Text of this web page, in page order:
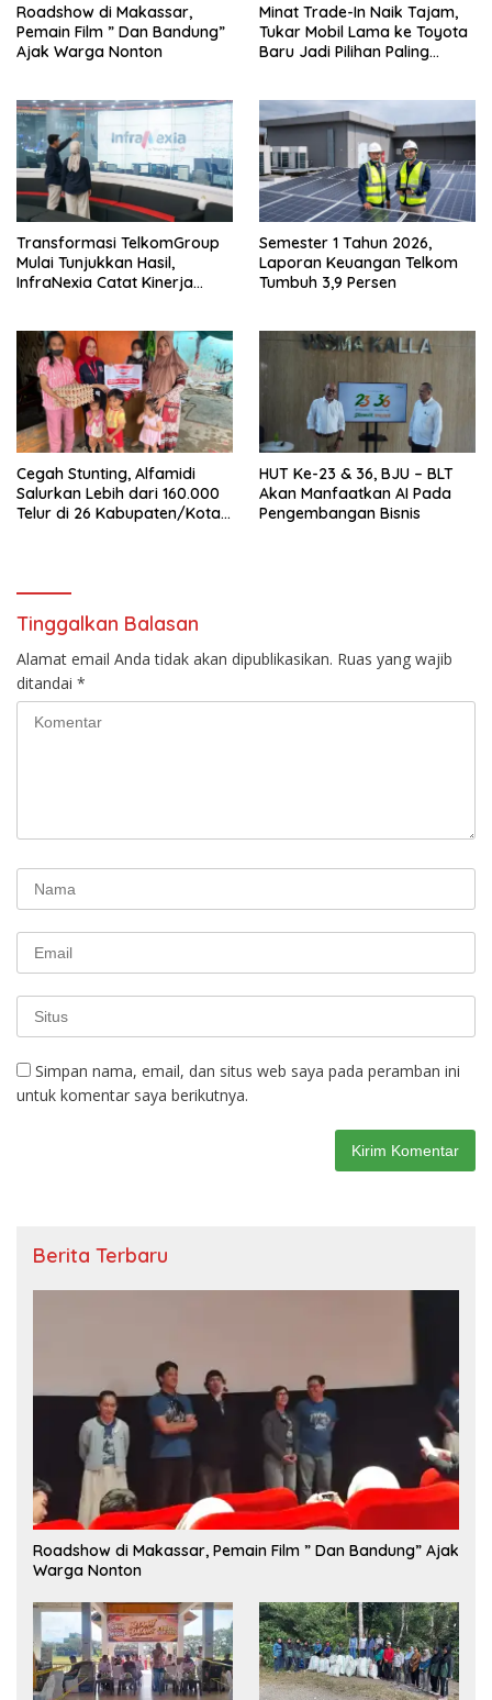
Roadshow di Makassar,
Pemain Film ” Dan Bandung”
Ajak Warga Nonton
Minat Trade-In Naik Tajam,
Tukar Mobil Lama ke Toyota
Baru Jadi Pilihan Paling
Transformasi TelkomGroup
Mulai Tunjukkan Hasil,
InfraNexia Catat Kinerja
Semester 1 Tahun 2026,
Laporan Keuangan Telkom
Tumbuh 3,9 Persen
Cegah Stunting, Alfamidi
Salurkan Lebih dari 160.000
Telur di 26 Kabupaten/Kota
HUT Ke-23 & 36, BJU – BLT
Akan Manfaatkan AI Pada
Pengembangan Bisnis
Tinggalkan Balasan
Alamat email Anda tidak akan dipublikasikan. Ruas yang wajib
ditandai *
Simpan nama, email, dan situs web saya pada peramban ini
untuk komentar saya berikutnya.
Berita Terbaru
Roadshow di Makassar, Pemain Film ” Dan Bandung” Ajak
Warga Nonton